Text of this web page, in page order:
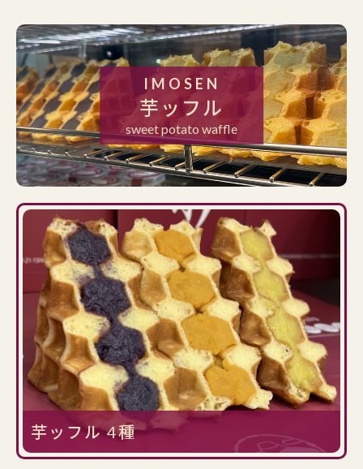
IMOSEN
芋ッフル
sweet potato waffle
芋ッフル 4種